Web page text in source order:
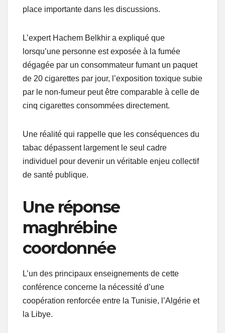
place importante dans les discussions.
L’expert Hachem Belkhir a expliqué que
lorsqu’une personne est exposée à la fumée
dégagée par un consommateur fumant un paquet
de 20 cigarettes par jour, l’exposition toxique subie
par le non-fumeur peut être comparable à celle de
cinq cigarettes consommées directement.
Une réalité qui rappelle que les conséquences du
tabac dépassent largement le seul cadre
individuel pour devenir un véritable enjeu collectif
de santé publique.
Une réponse
maghrébine
coordonnée
L’un des principaux enseignements de cette
conférence concerne la nécessité d’une
coopération renforcée entre la Tunisie, l’Algérie et
la Libye.